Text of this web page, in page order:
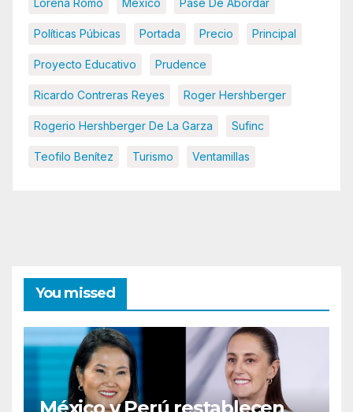
Políticas Púbicas Portada Precio Principal
Proyecto Educativo Prudence
Ricardo Contreras Reyes Roger Hershberger
Rogerio Hershberger De La Garza Sufinc
Teofilo Benítez Turismo Ventamillas
You missed